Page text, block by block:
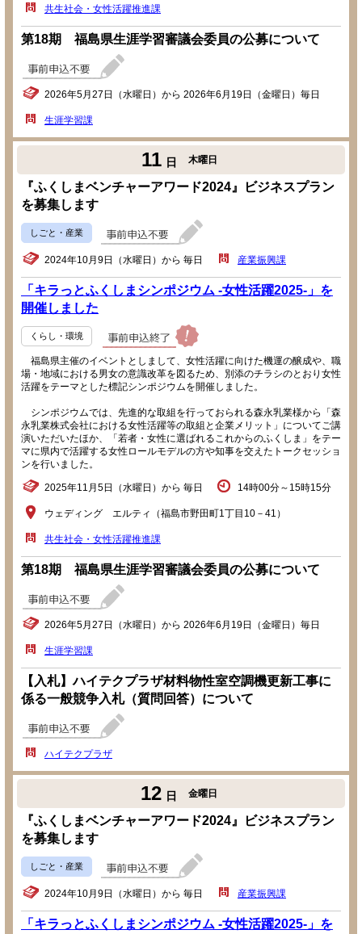
共生社会・女性活躍推進課
第18期 福島県生涯学習審議会委員の公募について
2026年5月27日（水曜日）から 2026年6月19日（金曜日）毎日
生涯学習課
11 日 木曜日
『ふくしまベンチャーアワード2024』ビジネスプラン
を募集します
しごと・産業
2024年10月9日（水曜日）から 毎日 産業振興課
「キラっとふくしまシンポジウム -女性活躍2025-」を
開催しました
くらし・環境
福島県主催のイベントとしまして、女性活躍に向けた機運の醸成や、職
場・地域における男女の意識改革を図るため、別添のチラシのとおり女性
活躍をテーマとした標記シンポジウムを開催しました。
シンポジウムでは、先進的な取組を行っておられる森永乳業様から「森
永乳業株式会社における女性活躍等の取組と企業メリット」についてご講
演いただいたほか、「若者・女性に選ばれるこれからのふくしま」をテー
マに県内で活躍する女性ロールモデルの方や知事を交えたトークセッショ
ンを行いました。
2025年11月5日（水曜日）から 毎日 14時00分～15時15分
ウェディング エルティ（福島市野田町1丁目10－41）
共生社会・女性活躍推進課
第18期 福島県生涯学習審議会委員の公募について
2026年5月27日（水曜日）から 2026年6月19日（金曜日）毎日
生涯学習課
【入札】ハイテクプラザ材料物性室空調機更新工事に
係る一般競争入札（質問回答）について
ハイテクプラザ
12 日 金曜日
『ふくしまベンチャーアワード2024』ビジネスプラン
を募集します
しごと・産業
2024年10月9日（水曜日）から 毎日 産業振興課
「キラっとふくしまシンポジウム -女性活躍2025-」を